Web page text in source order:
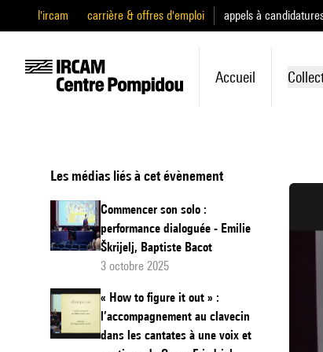
l'ircam carrière & offres d'emploi appels à
Accueil
Les médias liés à cet évènement
Commencer son solo :
performance dialoguée - Emilie
Škrijelj, Baptiste Bacot
3 octobre 2025
« How to figure it out » :
l’accompagnement au clavecin
dans les cantates à une voix et